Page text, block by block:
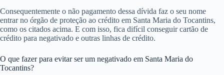
Consequentemente o não pagamento dessa dívida faz o seu nome
entrar no órgão de proteção ao crédito em Santa Maria do Tocantins,
como os citados acima. E com isso, fica difícil conseguir cartão de
crédito para negativado e outras linhas de crédito.
O que fazer para evitar ser um negativado em Santa Maria do
Tocantins?